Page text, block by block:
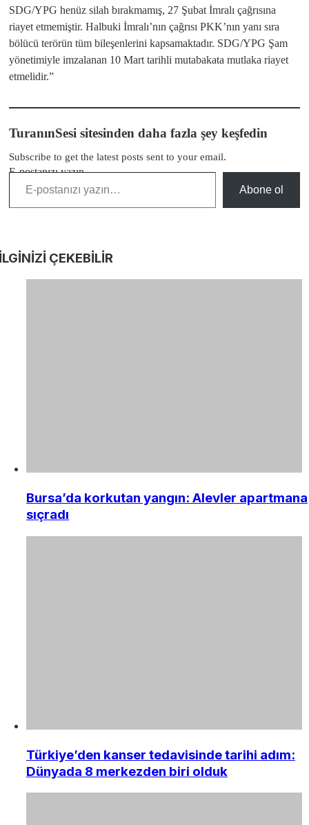
SDG/YPG henüz silah bırakmamış, 27 Şubat İmralı çağrısına
riayet etmemiştir. Halbuki İmralı’nın çağrısı PKK’nın yanı sıra
bölücü terörün tüm bileşenlerini kapsamaktadır. SDG/YPG Şam
yönetimiyle imzalanan 10 Mart tarihli mutabakata mutlaka riayet
etmelidir.”
TuranınSesi sitesinden daha fazla şey keşfedin
Subscribe to get the latest posts sent to your email.
E-postanızı yazın…
Abone ol
ÇEKEBİLİR
Bursa’da korkutan yangın: Alevler apartmana
sıçradı
Türkiye’den kanser tedavisinde tarihi adım:
Dünyada 8 merkezden biri olduk